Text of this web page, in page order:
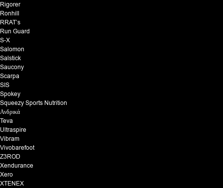
Rigorer
Ronhill
RRAT’s
Run Guard
S-X
Salomon
Salstick
Saucony
Scarpa
SIS
Spokey
Squeezy Sports Nutrition
Ανδρικά
Teva
Ultraspire
Vibram
Vivobarefoot
Z3ROD
Xendurance
Xero
XTENEX